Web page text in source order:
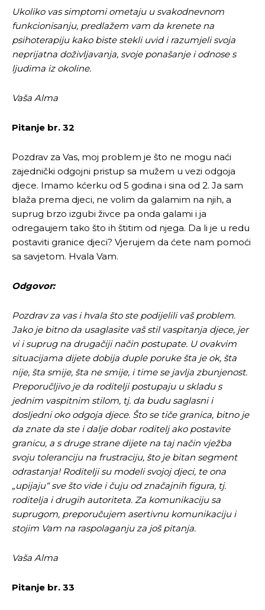
Ukoliko vas simptomi ometaju u svakodnevnom
funkcionisanju, predlažem vam da krenete na
psihoterapiju kako biste stekli uvid i razumjeli svoja
neprijatna doživljavanja, svoje ponašanje i odnose s
ljudima iz okoline.
Vaša Alma
Pitanje br. 32
Pozdrav za Vas, moj problem je što ne mogu naći
zajednički odgojni pristup sa mužem u vezi odgoja
djece. Imamo kćerku od 5 godina i sina od 2. Ja sam
blaža prema djeci, ne volim da galamim na njih, a
suprug brzo izgubi živce pa onda galami i ja
odregaujem tako što ih štitim od njega. Da li je u redu
postaviti granice djeci? Vjerujem da ćete nam pomoći
sa savjetom. Hvala Vam.
Odgovor:
Pozdrav za vas i hvala što ste podijelili vaš problem.
Jako je bitno da usaglasite vaš stil vaspitanja djece, jer
vi i suprug na drugačiji način postupate. U ovakvim
situacijama dijete dobija duple poruke šta je ok, šta
nije, šta smije, šta ne smije, i time se javlja zbunjenost.
Preporučljivo je da roditelji postupaju u skladu s
jednim vaspitnim stilom, tj. da budu saglasni i
dosljedni oko odgoja djece. Što se tiče granica, bitno je
da znate da ste i dalje dobar roditelj ako postavite
granicu, a s druge strane dijete na taj način vježba
svoju toleranciju na frustraciju, što je bitan segment
odrastanja! Roditelji su modeli svojoj djeci, te ona
„upijaju“ sve što vide i čuju od značajnih figura, tj.
roditelja i drugih autoriteta. Za komunikaciju sa
suprugom, preporučujem asertivnu komunikaciju i
stojim Vam na raspolaganju za još pitanja.
Vaša Alma
Pitanje br. 33